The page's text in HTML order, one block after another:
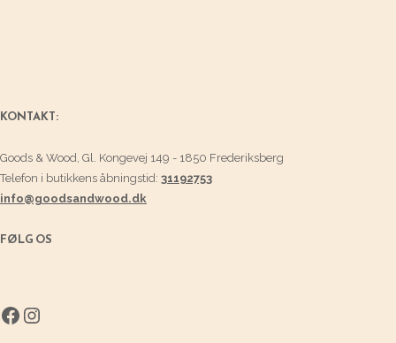
KONTAKT:
Goods & Wood, Gl. Kongevej 149 - 1850 Frederiksberg
Telefon i butikkens åbningstid: 31192753
info@goodsandwood.dk
FØLG OS
Facebook
Instagram